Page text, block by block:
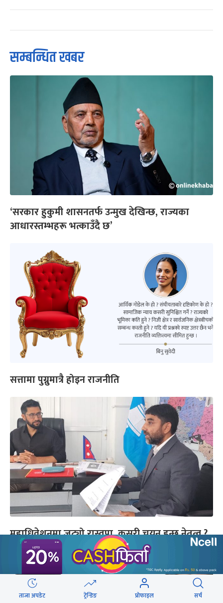
सम्बन्धित खबर
‘सरकार हुकुमी शासनतर्फ उन्मुख देखिन्छ, राज्यका
आधारस्तम्भहरू भत्काउँदै छ’
सत्तामा पुग्नुमात्रै होइन राजनीति
महाधिवेशनमा जुट्यो रास्वपा, कसरी चयन हुन्छ नेतृत्व ?
ताजा अपडेट ट्रेन्डिङ प्रोफाइल सर्च